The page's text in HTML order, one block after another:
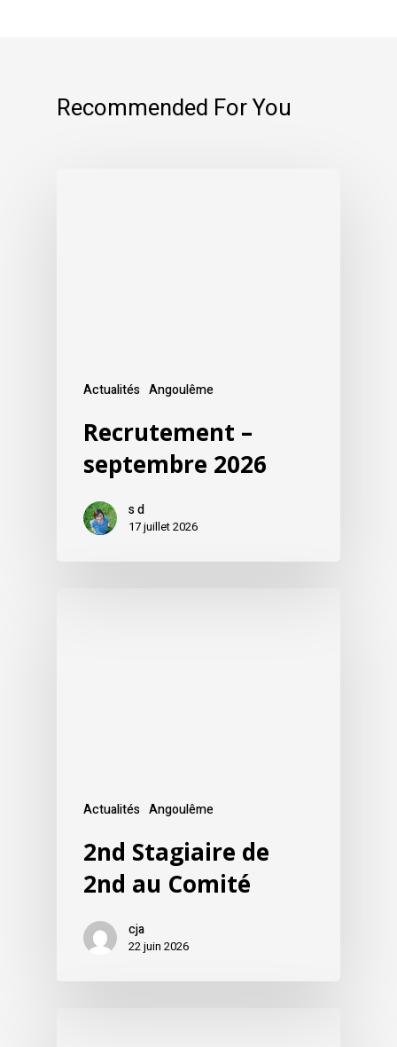
Recommended For You
Actualités Angoulême
Recrutement –
septembre 2026
s d
17 juillet 2026
Actualités Angoulême
2nd Stagiaire de
2nd au Comité
cja
22 juin 2026